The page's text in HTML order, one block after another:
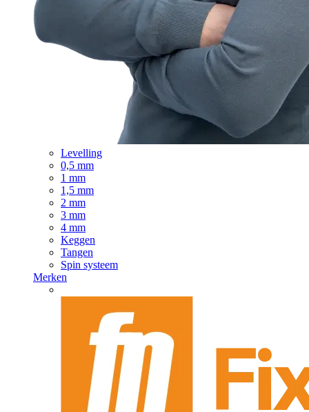
Levelling
0,5 mm
1 mm
1,5 mm
2 mm
3 mm
4 mm
Keggen
Tangen
Spin systeem
Merken